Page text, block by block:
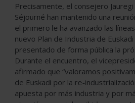
Precisamente, el consejero
Séjourné han mantenido una
el primero le ha avanzado las
nuevo Plan de Industria de
presentado de forma pública la
Durante el encuentro, el
afirmado que “valoramos
de Euskadi por la re-
apuesta por más industria y por